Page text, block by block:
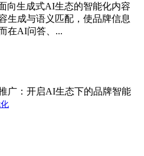
向生成式AI生态的智能化内容
生成与语义匹配，使品牌信息
在AI问答、...
广：开启AI生态下的品牌智能